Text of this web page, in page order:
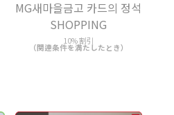
MG새마을금고 카드의 정석
SHOPPING
10% 割引
（関連条件を満たしたとき）